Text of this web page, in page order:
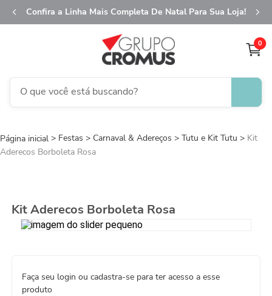
Confira a Linha Mais Completa De Natal Para Sua Loja!
0
O que você está buscando?
Festas Carnaval & Adereços Tutu e Kit Tutu
Kit
Aderecos Borboleta Rosa
Kit Aderecos Borboleta Rosa
Faça seu login ou cadastra-se para ter acesso a esse
produto
1º
fita aramada
5º